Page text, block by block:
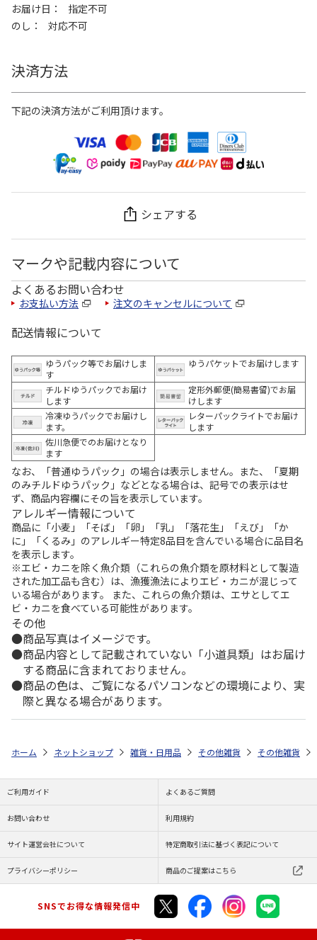
お届け日
指定不可
のし
対応不可
決済方法
下記の決済方法がご利用頂けます。
シェアする
マークや記載内容について
よくあるお問い合わせ
お支払い方法 注文のキャンセルについて
配送情報について
ゆうパック等でお届けしま
す
ゆうパケットでお届けします
チルドゆうパックでお届け
します
定形外郵便(簡易書留)でお届
けします
冷凍ゆうパックでお届けし
ます。
レターパックライトでお届け
します
佐川急便でのお届けとなり
ます
なお、「普通ゆうパック」の場合は表示しません。また、「夏期
のみチルドゆうパック」などとなる場合は、記号での表示はせ
ず、商品内容欄にその旨を表示しています。
アレルギー情報について
商品に「小麦」「そば」「卵」「乳」「落花生」「えび」「か
に」「くるみ」のアレルギー特定8品目を含んでいる場合に品目名
を表示します。
※エビ・カニを除く魚介類（これらの魚介類を原材料として製造
された加工品も含む）は、漁獲漁法によりエビ・カニが混じって
いる場合があります。 また、これらの魚介類は、エサとしてエ
ビ・カニを食べている可能性があります。
その他
商品写真はイメージです。
商品内容として記載されていない「小道具類」はお届け
する商品に含まれておりません。
商品の色は、ご覧になるパソコンなどの環境により、実
際と異なる場合があります。
ホーム ネットショップ 雑貨・日用品 その他雑貨 その他雑貨
ご利用ガイド よくあるご質問
お問い合わせ 利用規約
サイト運営会社について 特定商取引法に基づく表記について
プライバシーポリシー 商品のご提案はこちら
SNSでお得な情報発信中